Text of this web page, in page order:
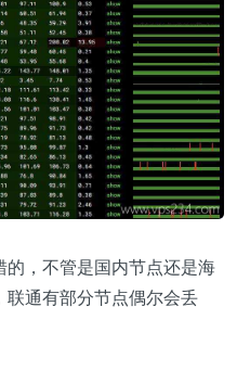
，不管是国内节点还是海
通有部分节点偶尔会丢